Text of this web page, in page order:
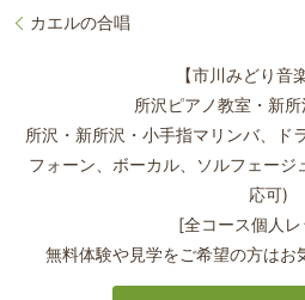
カエルの合唱
【市川みどり音
所沢ピアノ教室・新
所沢・新所沢・小手指マリンバ、ド
フォーン、 ボーカル、ソルフェージ
応可)
[全コース個人
無料体験や見学をご希望の方はお